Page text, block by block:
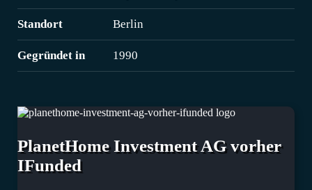
Standort Berlin
Gegründet in 1990
PlanetHome Investment AG vorher
IFunded